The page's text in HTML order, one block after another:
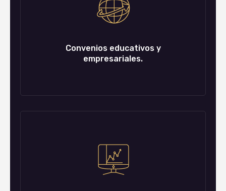
Convenios educativos y
empresariales.